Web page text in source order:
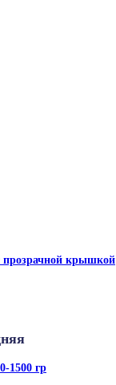
прозрачной крышкой
1500 гр